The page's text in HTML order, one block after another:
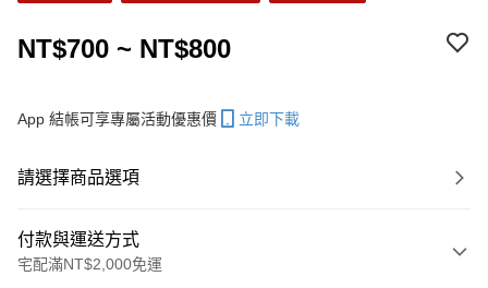
NT$700 ~ NT$800
App 結帳可享專屬活動優惠價 立即下載
請選擇商品選項
付款與運送方式
宅配滿NT$2,000免運